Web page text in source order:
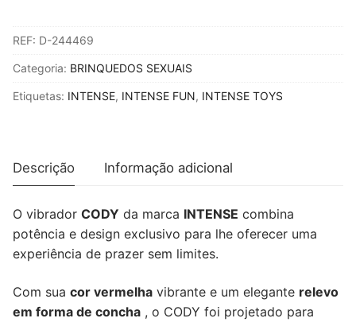
-
CODY
COM
CONTROLE
REMOTO
REF: D-244469
Categoria: BRINQUEDOS SEXUAIS
Etiquetas: INTENSE, INTENSE FUN, INTENSE TOYS
Descrição Informação adicional
O vibrador CODY da marca INTENSE combina
potência e design exclusivo para lhe oferecer uma
experiência de prazer sem limites.
Com sua cor vermelha vibrante e um elegante relevo
em forma de concha , o CODY foi projetado para